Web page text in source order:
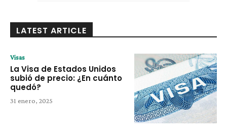
LATEST ARTICLE
Visas
La Visa de Estados Unidos
subió de precio: ¿En cuánto
quedó?
31 enero, 2025